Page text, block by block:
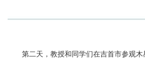
第二天，教授和同学们在吉首市参观木